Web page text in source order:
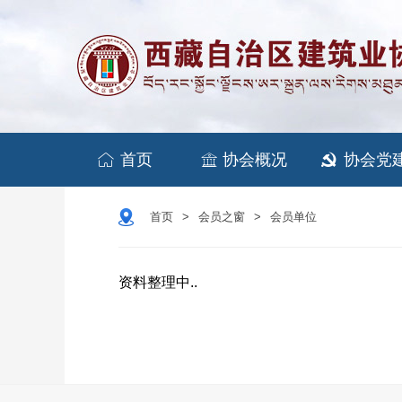
 首页  协会概况  协会党
首页 > 会员之窗 > 会员单位
资料整理中..